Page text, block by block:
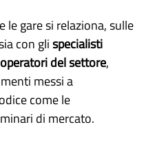
le gare si relaziona, sulle
con glispecialisti
operatori del settore,
messi a
come le
di mercato.